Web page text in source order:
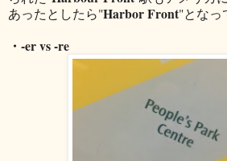
あったとしたら"Harbor Front"となっ
・-er vs -re